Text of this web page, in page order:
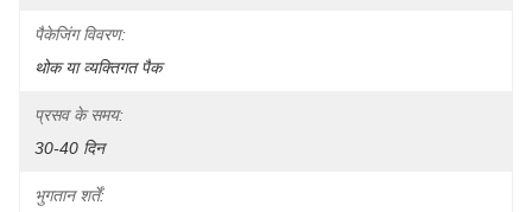
पैकेजिंग विवरण:
थोक या व्यक्तिगत पैक
प्रसव के समय:
30-40 दिन
भुगतान शर्तें: